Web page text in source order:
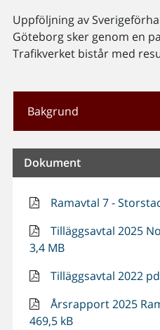
Uppföljning av
Göteborg sker genom en
Trafikverket bistår med
Bakgrund
Dokument
Ramavtal 7 -
Tilläggsavtal 2025
3,4 MB
Tilläggsavtal 2022
Årsrapport 2025
469,5 kB